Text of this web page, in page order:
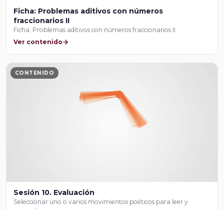
Ficha: Problemas aditivos con números
fraccionarios II
Ficha: Problemas aditivos con números fraccionarios II
Ver contenido
CONTENIDO
Sesión 10. Evaluación
Seleccionar uno o varios movimientos poéticos para leer y